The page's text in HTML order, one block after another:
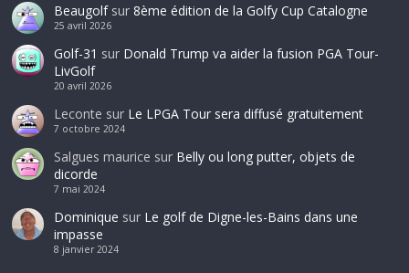
Beaugolfsur 8ème édition de la Golfy Cup Catalogne
25 avril 2026
Golf-31 sur Donald Trump va aider la fusion PGA Tour-
LivGolf
20 avril 2026
Leconte sur Le LPGA Tour sera diffusé gratuitement
7 octobre 2024
Salgues maurice sur Belly ou long putter, objets de
dicorde
7 mai 2024
Dominique sur Le golf de Digne-les-Bains dans une
impasse
8 janvier 2024